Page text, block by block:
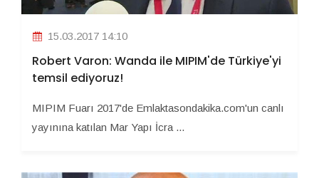
15.03.2017 14:10
Robert Varon: Wanda ile MIPIM'de Türkiye'yi
temsil ediyoruz!
MIPIM Fuarı 2017'de Emlaktasondakika.com'un canlı
yayınına katılan Mar Yapı İcra ...